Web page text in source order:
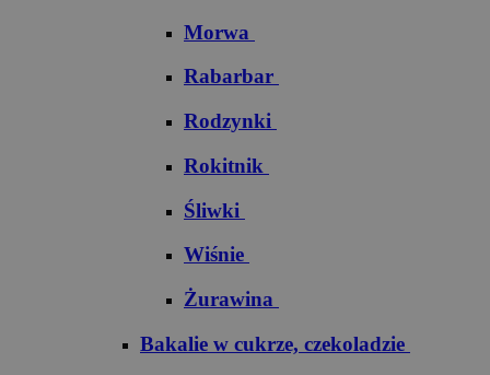
Morwa
Rabarbar
Rodzynki
Rokitnik
Śliwki
Wiśnie
Żurawina
Bakalie w cukrze, czekoladzie